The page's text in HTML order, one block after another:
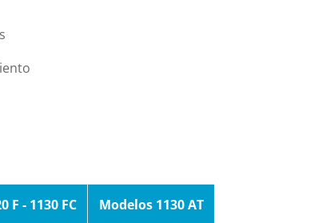
F - 1130 FC Modelos 1130 AT